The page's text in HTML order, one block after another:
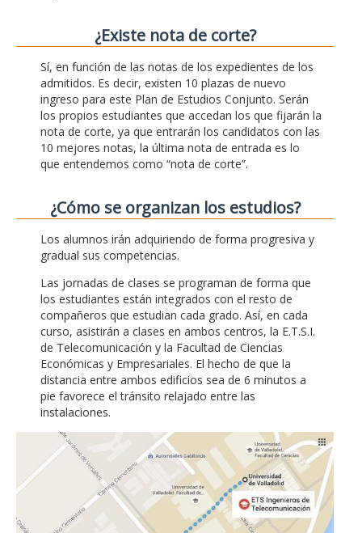
¿Existe nota de corte?
Sí, en función de las notas de los expedientes de los
admitidos. Es decir, existen 10 plazas de nuevo
ingreso para este Plan de Estudios Conjunto. Serán
los propios estudiantes que accedan los que fijarán la
nota de corte, ya que entrarán los candidatos con las
10 mejores notas, la última nota de entrada es lo
que entendemos como “nota de corte”.
¿Cómo se organizan los estudios?
Los alumnos irán adquiriendo de forma progresiva y
gradual sus competencias.
Las jornadas de clases se programan de forma que
los estudiantes están integrados con el resto de
compañeros que estudian cada grado. Así, en cada
curso, asistirán a clases en ambos centros, la E.T.S.I.
de Telecomunicación y la Facultad de Ciencias
Económicas y Empresariales. El hecho de que la
distancia entre ambos edificios sea de 6 minutos a
pie favorece el tránsito relajado entre las
instalaciones.